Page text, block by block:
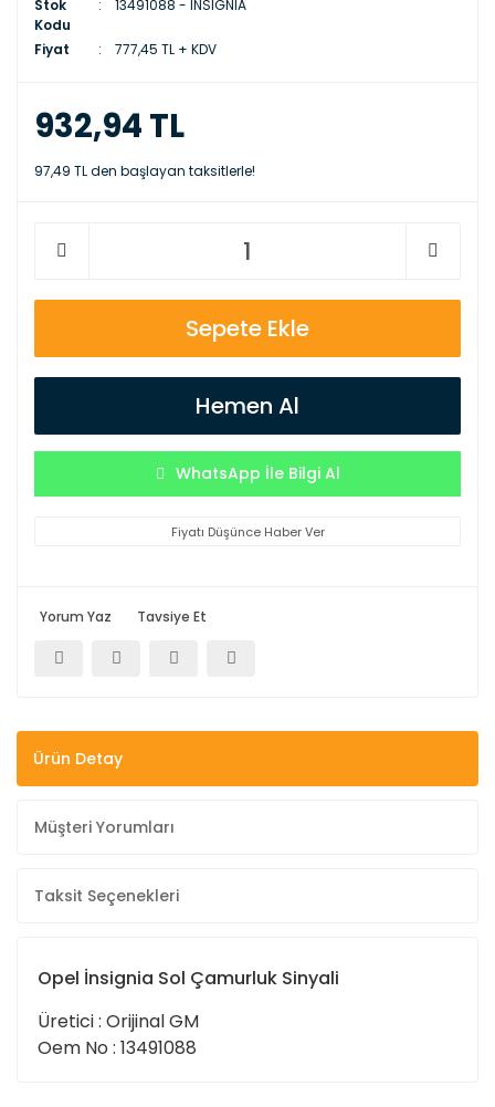
Stok
Kodu
13491088 - INSIGNIA
Fiyat 777,45 TL + KDV
932,94 TL
97,49 TL den başlayan taksitlerle!
Sepete Ekle
Hemen Al
WhatsApp İle Bilgi Al
Fiyatı Düşünce Haber Ver
Yorum Yaz Tavsiye Et
Ürün Detay
Müşteri Yorumları
Taksit Seçenekleri
Opel İnsignia Sol Çamurluk Sinyali
Üretici : Orijinal GM
Oem No : 13491088